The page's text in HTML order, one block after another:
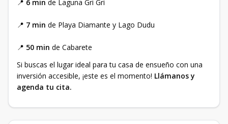
📍 6 min de Laguna Gri Gri
📍 7 min de Playa Diamante y Lago Dudu
📍 50 min de Cabarete
Si buscas el lugar ideal para tu casa de ensueño con una
inversión accesible, ¡este es el momento! Llámanos y
agenda tu cita.